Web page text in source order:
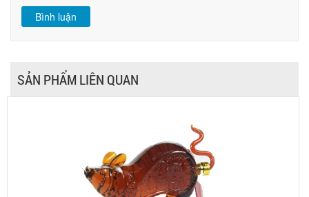
SẢN PHẨM LIÊN QUAN